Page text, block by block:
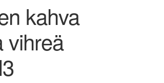
kahva
vihreä